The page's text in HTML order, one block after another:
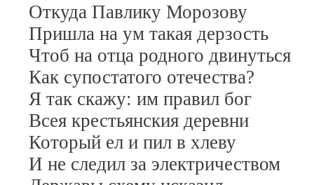
Откуда Павлику Морозову
Пришла на ум такая дерзость
Чтоб на отца родного двинуться
Как супостатого отечества?
Я так скажу: им правил бог
Всея крестьянския деревни
Который ел и пил в хлеву
И не следил за электричеством